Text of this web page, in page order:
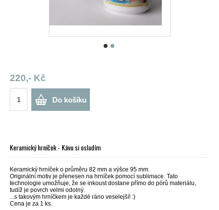
220,- Kč
Do košíku
Keramický hrníček - Kávu si osladím
Keramický hrníček o průměru 82 mm a výšce 95 mm.
Originální motiv je přenesen na hrníček pomocí sublimace. Tato
technologie umožňuje, že se inkoust dostane přímo do pórů materiálu,
tudíž je povrch velmi odolný.
...s takovým hrníčkem je každé ráno veselejší! :)
Cena je za 1 ks.